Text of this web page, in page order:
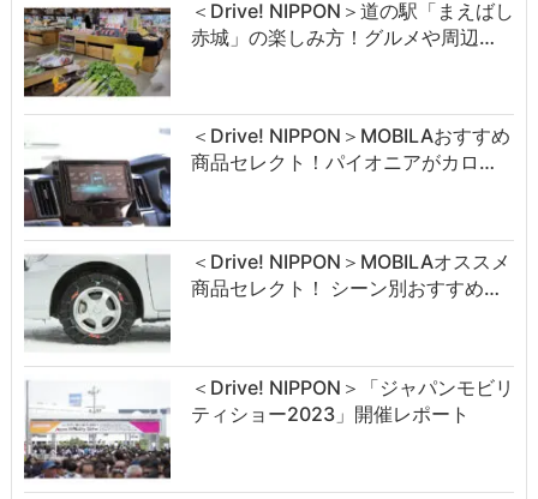
＜Drive! NIPPON＞道の駅「まえばし
赤城」の楽しみ方！グルメや周辺…
＜Drive! NIPPON＞MOBILAおすすめ
商品セレクト！パイオニアがカロ…
＜Drive! NIPPON＞MOBILAオススメ
商品セレクト！ シーン別おすすめ…
＜Drive! NIPPON＞「ジャパンモビリ
ティショー2023」開催レポート